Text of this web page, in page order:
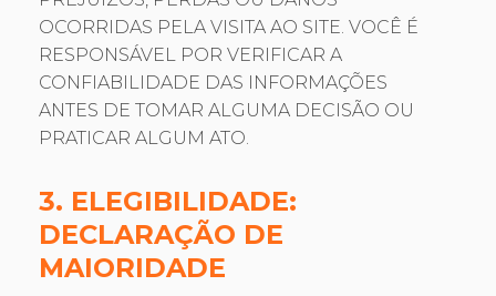
OCORRIDAS PELA VISITA AO SITE. VOCÊ É
RESPONSÁVEL POR VERIFICAR A
CONFIABILIDADE DAS INFORMAÇÕES
ANTES DE TOMAR ALGUMA DECISÃO OU
PRATICAR ALGUM ATO.
3. ELEGIBILIDADE:
DECLARAÇÃO DE
MAIORIDADE